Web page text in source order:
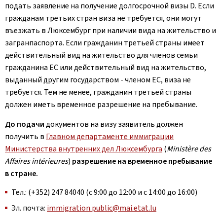
подать заявление на получение долгосрочной визы D. Если
гражданам третьих стран виза не требуется, они могут
въезжать в Люксембург при наличии вида на жительство и
загранпаспорта. Если гражданин третьей страны имеет
действительный вид на жительство для членов семьи
гражданина ЕС или действительный вид на жительство,
выданный другим государством - членом ЕС, виза не
требуется. Тем не менее, гражданин третьей страны
должен иметь временное разрешение на пребывание.
До подачидокументов на визу заявитель должен
получить в Главном департаменте иммиграции
Министерства внутренних дел Люксембурга (Ministère des
Affaires intérieures) разрешение на временное пребывание
в стране.
Тел.: (+352) 247 84040 (с 9:00 до 12:00 и с 14:00 до 16:00)
Эл. почта: immigration.public@mai.etat.lu